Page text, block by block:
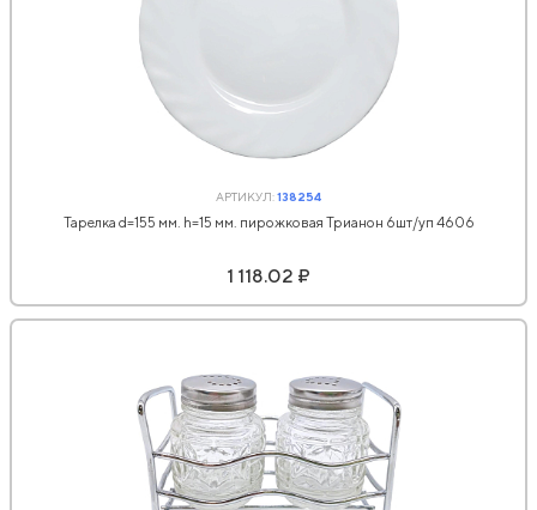
АРТИКУЛ:138254
Тарелка d=155 мм. h=15 мм. пирожковая Трианон 6шт/уп 4606
1 118.02 ₽